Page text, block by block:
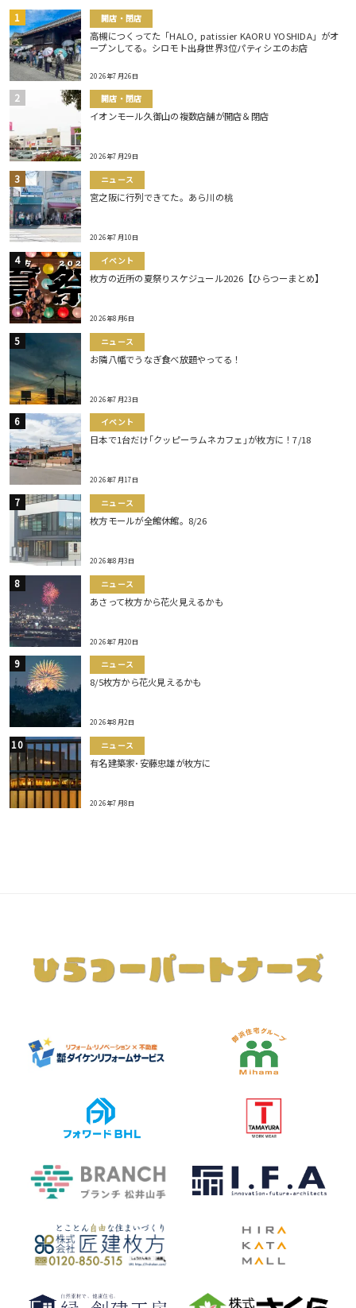
開店・閉店
高槻につくってた「HALO, patissier KAORU YOSHIDA」がオ
ープンしてる。シロモト出身世界3位パティシエのお店
2026年7月26日
開店・閉店
イオンモール久御山の複数店舗が開店＆閉店
2026年7月29日
ニュース
宮之阪に行列できてた。あら川の桃
2026年7月10日
イベント
枚方の近所の夏祭りスケジュール2026【ひらつーまとめ】
2026年8月6日
ニュース
お隣八幡でうなぎ食べ放題やってる！
2026年7月23日
イベント
日本で1台だけ｢クッピーラムネカフェ｣が枚方に！7/18
2026年7月17日
ニュース
枚方モールが全館休館。8/26
2026年8月3日
ニュース
あさって枚方から花火見えるかも
2026年7月20日
ニュース
8/5枚方から花火見えるかも
2026年8月2日
ニュース
有名建築家･安藤忠雄が枚方に
2026年7月8日